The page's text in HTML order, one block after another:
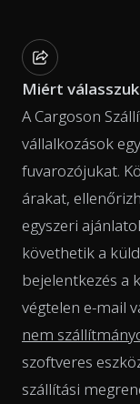
Miért
A Cargoson
vállalkozások
fuvarozójukat.
árakat,
egyszeri
követhetik a
bejelentkezés a
végtelen e-mail
nem
szoftveres
szállítási